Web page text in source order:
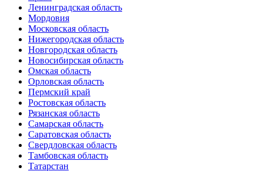
Ленинградская область
Мордовия
Московская область
Нижегородская область
Новгородская область
Новосибирская область
Омская область
Орловская область
Пермский край
Ростовская область
Рязанская область
Самарская область
Саратовская область
Свердловская область
Тамбовская область
Татарстан